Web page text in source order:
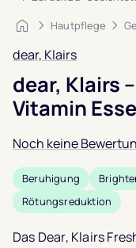
Startseite
Hautpflege
dear, Klairs
dear, Klairs
Vitamin
Noch keine
Beruhigung
Rötungsreduktion
Das Dear, Klairs